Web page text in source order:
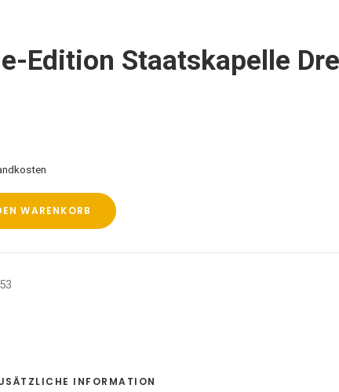
Edition Staatskapelle
WARENKORB
INFORMATION